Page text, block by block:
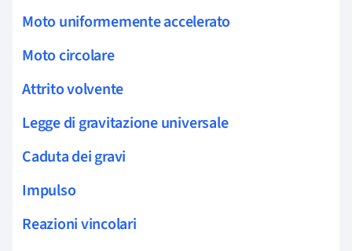
Moto uniformemente accelerato
Moto circolare
Attrito volvente
Legge di gravitazione universale
Caduta dei gravi
Impulso
Reazioni vincolari